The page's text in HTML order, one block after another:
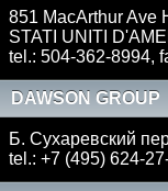
851 MacArthur Ave
STATI UNITI
tel.: 504-362-8994,
DAWSON GROUP
Б. Сухаревский
tel.: +7 (495) 624-